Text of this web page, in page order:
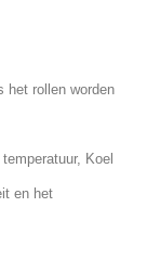
het rollen worden
Koel
en het